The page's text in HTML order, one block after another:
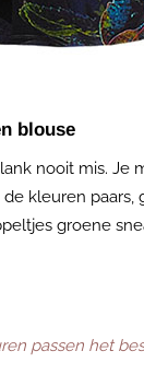
blouse
nooit mis. Je
kleuren
groene
passen het